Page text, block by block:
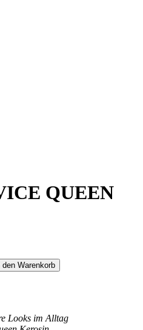
QUEEN
Looks im Alltag